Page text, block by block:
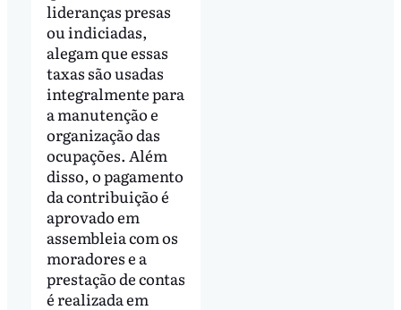
lideranças presas
ou indiciadas,
alegam que essas
taxas são usadas
integralmente para
a manutenção e
organização das
ocupações. Além
disso, o pagamento
da contribuição é
aprovado em
assembleia com os
moradores e a
prestação de contas
é realizada em